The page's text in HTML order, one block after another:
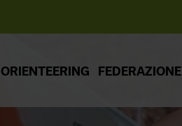
ORIENTEERING FEDERAZIONE